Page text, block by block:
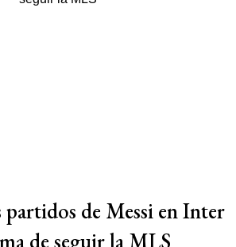
de Messi en Inter
de seguir la MLS